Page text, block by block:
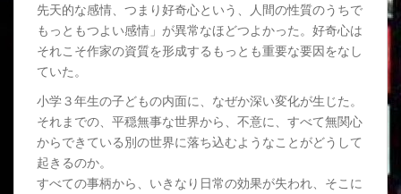
先天的な感情、つまり好奇心という、人間の性質のうちで
もっともつよい感情」が異常なほどつよかった。好奇心は
それこそ作家の資質を形成するもっとも重要な要因をなし
ていた。
小学３年生の子どもの内面に、なぜか深い変化が生じた。
それまでの、平穏無事な世界から、不意に、すべて無関心
からできている別の世界に落ち込むようなことがどうして
起きるのか。
すべての事柄から、いきなり日常の効果が失われ、そこに